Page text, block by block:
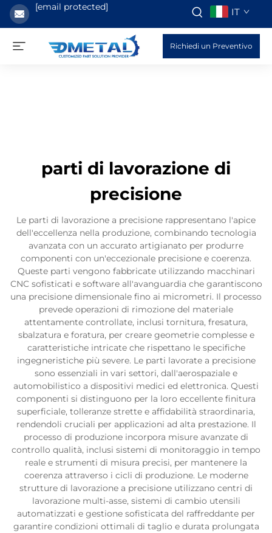
[email protected] IT
Richiedi un Preventivo
parti di lavorazione di
precisione
Le parti di lavorazione a precisione rappresentano l'apice
dell'eccellenza nella produzione, combinando tecnologia
avanzata con un accurato artigianato per produrre
componenti con un'eccezionale precisione e coerenza.
Queste parti vengono fabbricate utilizzando macchinari
CNC sofisticati e software all'avanguardia che garantiscono
una precisione dimensionale fino ai micrometri. Il processo
prevede operazioni di rimozione del materiale
attentamente controllate, inclusi tornitura, fresatura,
sbalzatura e foratura, per creare geometrie complesse e
caratteristiche intricate che rispettano le specifiche
ingegneristiche più severe. Le parti lavorate a precisione
sono essenziali in vari settori, dall'aerospaziale e
automobilistico a dispositivi medici ed elettronica. Questi
componenti si distinguono per la loro eccellente finitura
superficiale, tolleranze strette e affidabilità straordinaria,
rendendoli cruciali per applicazioni ad alta prestazione. Il
processo di produzione incorpora misure avanzate di
controllo qualità, inclusi sistemi di monitoraggio in tempo
reale e strumenti di misura precisi, per mantenere la
coerenza attraverso i cicli di produzione. Le moderne
strutture di lavorazione a precisione utilizzano centri di
lavorazione multi-asse, sistemi di cambio utensili
automatizzati e gestione sofisticata del raffreddante per
garantire condizioni ottimali di taglio e durata prolungata